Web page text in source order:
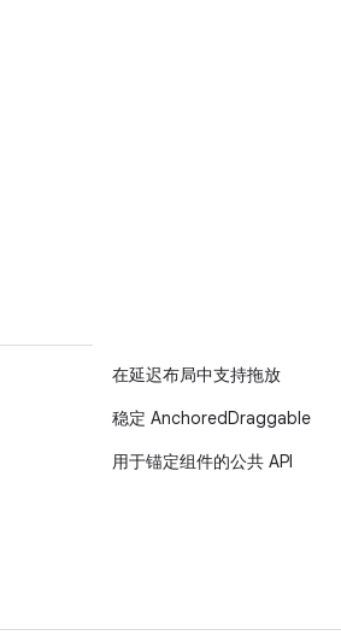
在延迟布局中支持拖放
稳定 AnchoredDraggable
用于锚定组件的公共 API